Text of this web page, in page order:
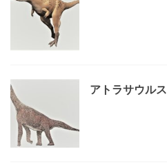
アトラサウルス